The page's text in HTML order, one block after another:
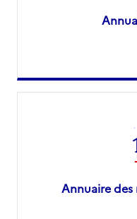
Annuaire